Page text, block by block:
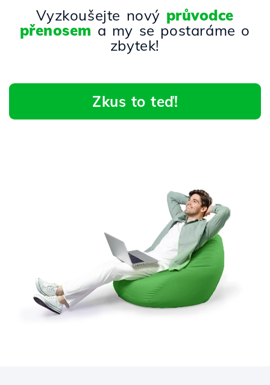
Vyzkoušejte nový průvodce
přenosem a my se postaráme o
zbytek!
Zkus to teď!